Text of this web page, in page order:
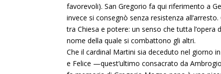
favorevoli). San Gregorio fa qui riferimento a
invece si consegnò senza resistenza
tra Chiesa e potere: un senso che tutta l’opera
nome della quale si combattono gli altri.
Che il cardinal Martini sia deceduto nel giorno
e Felice —quest’ultimo consacrato da